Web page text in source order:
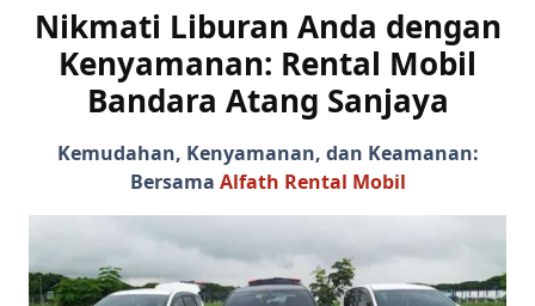
Nikmati Liburan Anda dengan
Kenyamanan: Rental Mobil
Bandara Atang Sanjaya
Kemudahan, Kenyamanan, dan Keamanan:
Bersama Alfath Rental Mobil